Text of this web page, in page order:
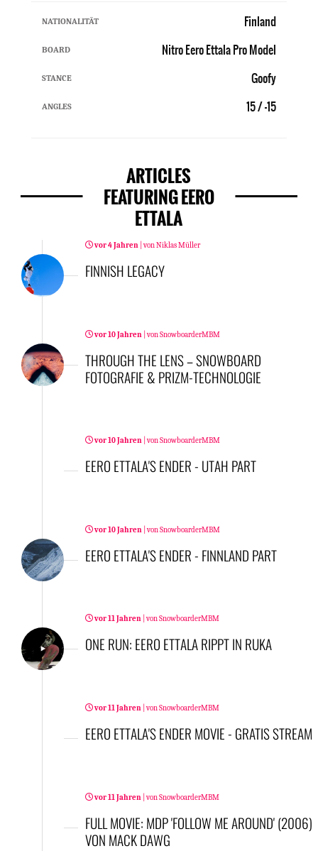
NATIONALITÄT Finland
BOARD Nitro Eero Ettala Pro Model
STANCE Goofy
ANGLES 15 / -15
ARTICLES
FEATURING EERO
ETTALA
vor 4 Jahren |vonNiklas Müller
FINNISH LEGACY
vor 10 Jahren |vonSnowboarderMBM
THROUGH THE LENS – SNOWBOARD
FOTOGRAFIE & PRIZM-TECHNOLOGIE
vor 10 Jahren |vonSnowboarderMBM
EERO ETTALA'S ENDER - UTAH PART
vor 10 Jahren |vonSnowboarderMBM
EERO ETTALA'S ENDER - FINNLAND PART
vor 11 Jahren |vonSnowboarderMBM
ONE RUN: EERO ETTALA RIPPT IN RUKA
vor 11 Jahren |vonSnowboarderMBM
EERO ETTALA'S ENDER MOVIE - GRATIS STREAM
vor 11 Jahren |vonSnowboarderMBM
FULL MOVIE: MDP 'FOLLOW ME AROUND' (2006)
VON MACK DAWG